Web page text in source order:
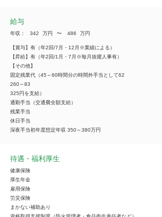
給与
年収： 342 万円 ​〜 486 万円
【賞与】有（年2回/7月・12月※業績による）
【昇給】有（年2回/1月・7月※毎月抜擢人事有）
【その他】
固定残業代（45～60時間分の時間外手当として62
260～83
325円を支給）
通勤手当（交通費全額支給）
残業手当
休日手当
深夜手当初年度想定年収 350～380万円
待遇・福利厚生
健康保険
厚生年金
雇用保険
労災保険
まかない補助あり